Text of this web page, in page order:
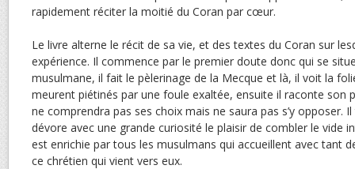
rapidement réciter la moitié du Coran par cœur.
Le livre alterne le récit de sa vie, et des textes du Coran sur
expérience. Il commence par le premier doute donc qui se
musulmane, il fait le pèlerinage de la Mecque et là, il voit la
meurent piétinés par une foule exaltée, ensuite il raconte son
ne comprendra pas ses choix mais ne saura pas s’y opposer.
dévore avec une grande curiosité le plaisir de combler le vide
est enrichie par tous les musulmans qui accueillent avec tant
ce chrétien qui vient vers eux.